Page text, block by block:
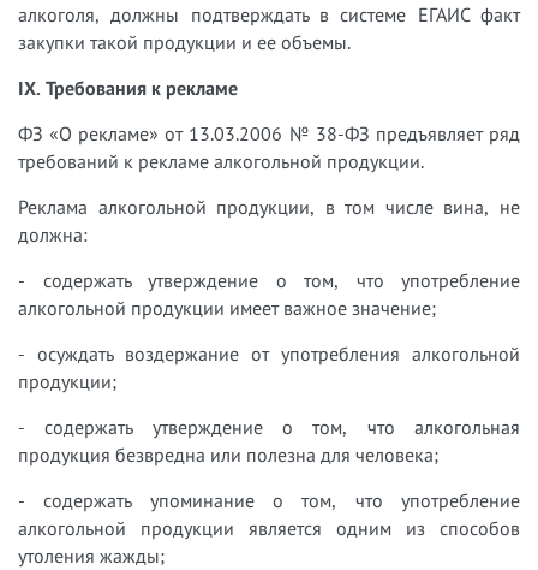
алкоголя, должны подтверждать в системе ЕГАИС факт
закупки такой продукции и ее объемы.
IX. Требования к рекламе
ФЗ «О рекламе» от 13.03.2006 № 38-ФЗ предъявляет ряд
требований к рекламе алкогольной продукции.
Реклама алкогольной продукции, в том числе вина, не
должна:
- содержать утверждение о том, что употребление
алкогольной продукции имеет важное значение;
- осуждать воздержание от употребления алкогольной
продукции;
- содержать утверждение о том, что алкогольная
продукция безвредна или полезна для человека;
- содержать упоминание о том, что употребление
алкогольной продукции является одним из способов
утоления жажды;